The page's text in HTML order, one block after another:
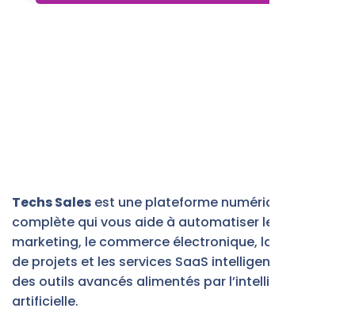
Techs Sales est une plateforme numérique
complète qui vous aide à automatiser le
marketing, le commerce électronique, la gestion
de projets et les services SaaS intelligents, grâce à
des outils avancés alimentés par l’intelligence
artificielle.